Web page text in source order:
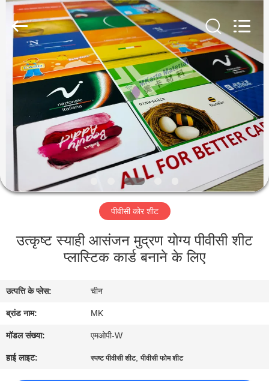
घर
वीडियो
हमारे
बारे
दौरा
गुणवत्ता
नियंत्रण
MKarte
Material
(Tianjin)
Limited.
पीवीसी कोर शीट
उत्कृष्ट स्याही आसंजन मुद्रण योग्य पीवीसी शीट
प्लास्टिक कार्ड बनाने के लिए
उत्पत्ति के प्लेस: चीन
ब्रांड नाम: MK
मॉडल संख्या: एमओपी-W
हाई लाइट: स्पष्ट पीवीसी शीट,पीवीसी फोम शीट